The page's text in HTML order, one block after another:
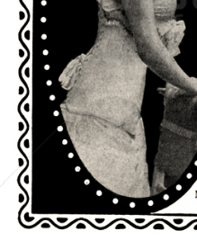
Kalasiris G.m.b.H., Bonn